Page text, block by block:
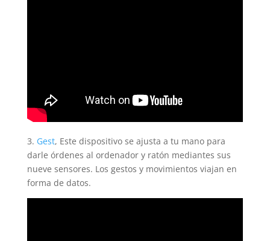
3. Gest, Este dispositivo se ajusta a tu mano para
darle órdenes al ordenador y ratón mediantes sus
nueve sensores. Los gestos y movimientos viajan en
forma de datos.